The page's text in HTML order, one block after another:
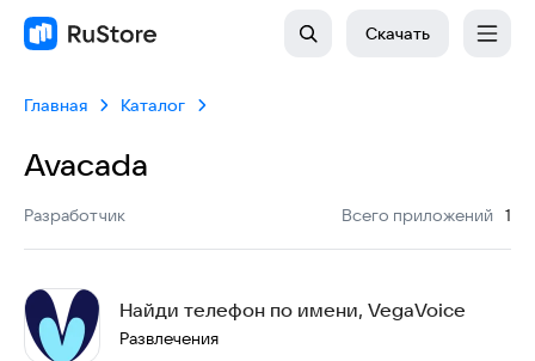
Скачать
Главная Каталог
Avacada
Разработчик Всего приложений
: 1
Найди телефон по имени, VegaVoice
Развлечения